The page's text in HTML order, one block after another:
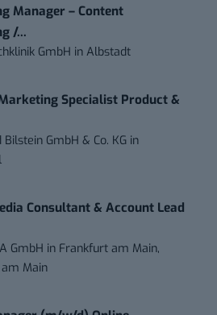
Manager – Content
/...
GmbH inAlbstadt
Specialist Product &
Bilstein GmbH & Co. KG in
Consultant & Account Lead
GmbH in Frankfurt am Main,
Main